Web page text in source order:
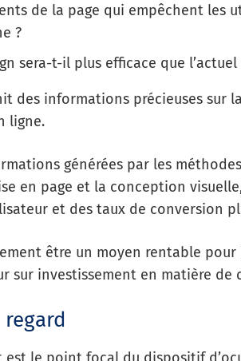
de la page qui empêchent les
?
sera-t-il plus efficace que l’actuel
des informations précieuses sur
ligne.
générées par les
en page et la conception
et des taux de conversion
être un moyen rentable pour
sur investissement en matière de